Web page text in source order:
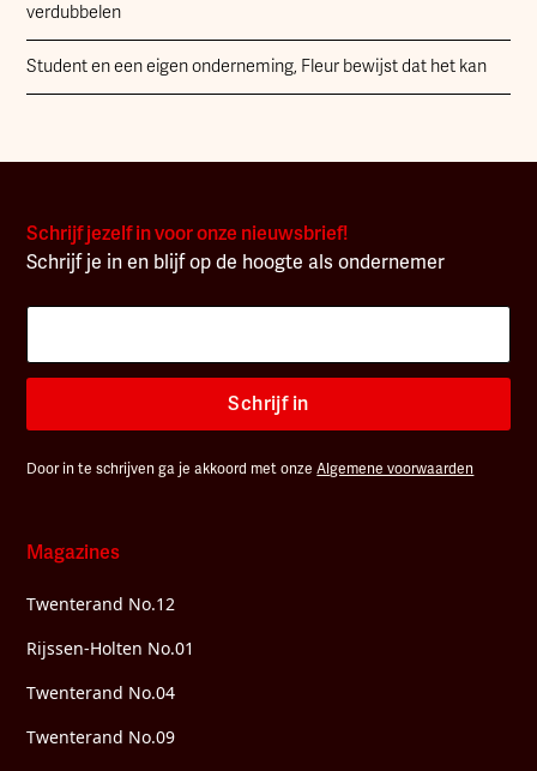
verdubbelen
Student en een eigen onderneming, Fleur bewijst dat het kan
Schrijf jezelf in voor onze nieuwsbrief!
Schrijf je in en blijf op de hoogte als ondernemer
Schrijf in
Door in te schrijven ga je akkoord met onzeAlgemene voorwaarden
Magazines
Twenterand No.12
Rijssen-Holten No.01
Twenterand No.04
Twenterand No.09